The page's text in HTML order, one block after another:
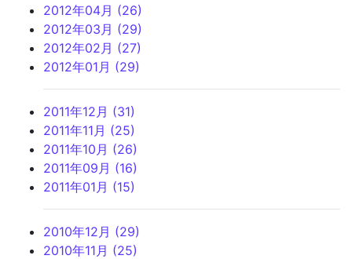
2012年04月 (26)
2012年03月 (29)
2012年02月 (27)
2012年01月 (29)
2011年12月 (31)
2011年11月 (25)
2011年10月 (26)
2011年09月 (16)
2011年01月 (15)
2010年12月 (29)
2010年11月 (25)